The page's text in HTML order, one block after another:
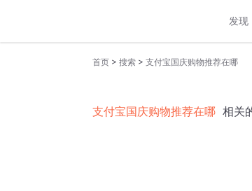
发现
首页 > 搜索 > 支付宝国庆购物推荐在哪
支付宝国庆购物推荐在哪 相关